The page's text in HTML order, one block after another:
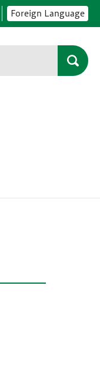
Foreign Language